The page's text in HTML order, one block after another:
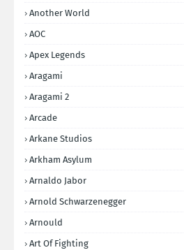
Another World
AOC
Apex Legends
Aragami
Aragami 2
Arcade
Arkane Studios
Arkham Asylum
Arnaldo Jabor
Arnold Schwarzenegger
Arnould
Art Of Fighting